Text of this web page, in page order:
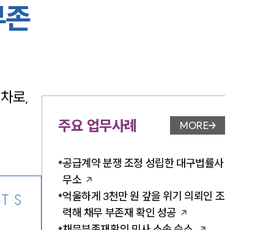
로,
주요 업무사례 업무사례 페이지 이
MORE
공급계약 분쟁 조정 성립한 대구법률사
무소
억울하게 3천만 원 갚을 위기 의뢰인 조
력해 채무 부존재 확인 성공